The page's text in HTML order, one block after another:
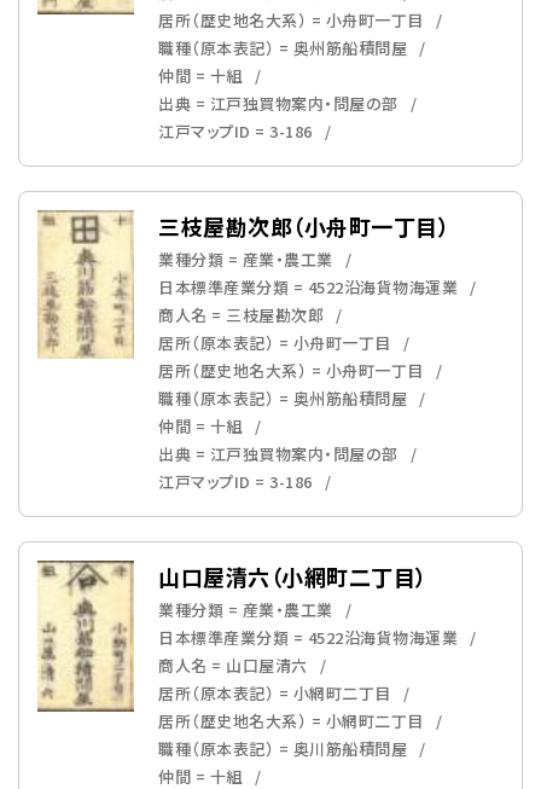
居所（歴史地名大系） = 小舟町一丁目
職種（原本表記） = 奥州筋船積問屋
仲間 = 十組
出典 = 江戸独買物案内・問屋の部
江戸マップID = 3-186
三枝屋勘次郎（小舟町一丁目）
業種分類 = 産業・農工業
日本標準産業分類 = 4522沿海貨物海運業
商人名 = 三枝屋勘次郎
居所（原本表記） = 小舟町一丁目
居所（歴史地名大系） = 小舟町一丁目
職種（原本表記） = 奥州筋船積問屋
仲間 = 十組
出典 = 江戸独買物案内・問屋の部
江戸マップID = 3-186
山口屋清六（小網町二丁目）
業種分類 = 産業・農工業
日本標準産業分類 = 4522沿海貨物海運業
商人名 = 山口屋清六
居所（原本表記） = 小網町二丁目
居所（歴史地名大系） = 小網町二丁目
職種（原本表記） = 奥川筋船積問屋
仲間 = 十組